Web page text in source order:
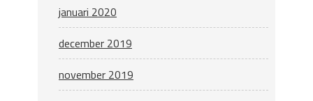
januari 2020
december 2019
november 2019